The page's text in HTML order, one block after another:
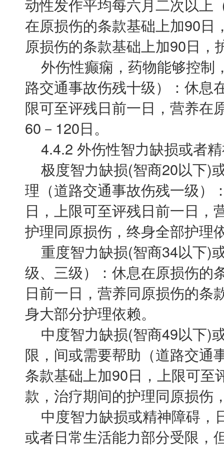
动性发作平均每六月二次以上
在原损伤的条款基础上加90日
原损伤的条款基础上加90日，
外伤性癫痫，药物能够控制
路交通事故伤残十级）：休息
限可至评残日前一日，营养在
60－120日。
4.4.2 外伤性智力缺损或者
极度智力缺损(智商20以下)
理（道路交通事故伤残一级）
日，上限可至评残日前一日，
护理同原损伤，终身全部护理
重度智力缺损(智商34以下)
级、三级）：休息在原损伤的
日前一日，营养同原损伤的条
身大部分护理依赖。
中度智力缺损(智商49以下)
限，间或需要帮助（道路交通
条款基础上加90日，上限可至
款，治疗期间的护理同原损伤
中度智力缺损或精神障碍，
或者日常生活能力部分受限，